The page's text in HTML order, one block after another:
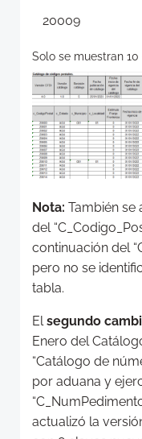
20009
Solo se muestran 10
Nota: También se
del
continuación del
pero no se
tabla.
El segundo
Enero del
“Catálogo de
por aduana y
actualizó la